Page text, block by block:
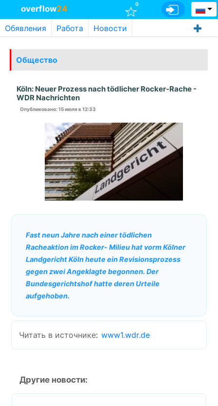
overflow24 0
Обявления Работа Новости
Общество
Köln: Neuer Prozess nach tödlicher Rocker-Rache -
WDR Nachrichten
Опубликовано: 15 июля в 12:33
Fast neun Jahre nach einer tödlichen
Racheaktion im Rocker- Milieu hat vorm Kölner
Landgericht Köln heute ein Revisionsprozess
gegen zwei Angeklagte begonnen. Der
Bundesgerichtshof hatte deren Urteile
aufgehoben.
Читать в источнике: www1.wdr.de
Другие новости: